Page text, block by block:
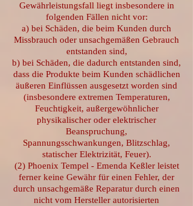
Gewährleistungsfall liegt insbesondere in
folgenden Fällen nicht vor:
a) bei Schäden, die beim Kunden durch
Missbrauch oder unsachgemäßen Gebrauch
entstanden sind,
b) bei Schäden, die dadurch entstanden sind,
dass die Produkte beim Kunden schädlichen
äußeren Einflüssen ausgesetzt worden sind
(insbesondere extremen Temperaturen,
Feuchtigkeit, außergewöhnlicher
physikalischer oder elektrischer
Beanspruchung,
Spannungsschwankungen, Blitzschlag,
statischer Elektrizität, Feuer).
(2) Phoenix Tempel - Emenda Keßler leistet
ferner keine Gewähr für einen Fehler, der
durch unsachgemäße Reparatur durch einen
nicht vom Hersteller autorisierten